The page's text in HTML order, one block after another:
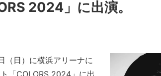
2024」に出演。
（日）に横浜アリーナに
「COLORS 2024」に出